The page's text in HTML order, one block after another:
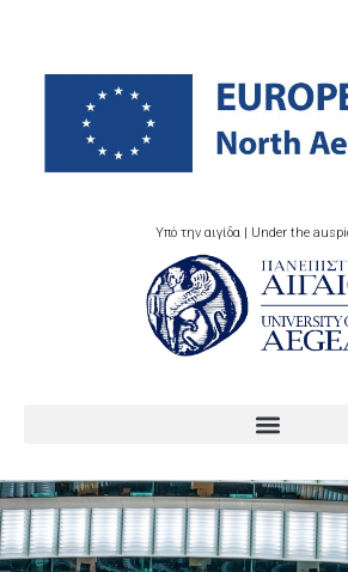
Υπό την αιγίδα | Under the